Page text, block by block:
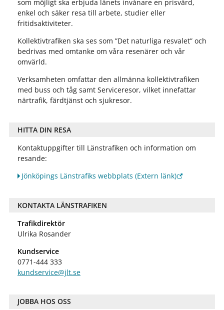
som möjligt ska erbjuda länets invånare en prisvärd,
enkel och säker resa till arbete, studier eller
fritidsaktiviteter.
Kollektivtrafiken ska ses som ”Det naturliga resvalet” och
bedrivas med omtanke om våra resenärer och vår
omvärld.
Verksamheten omfattar den allmänna kollektivtrafiken
med buss och tåg samt Serviceresor, vilket innefattar
närtrafik, färdtjänst och sjukresor.
HITTA DIN RESA
Kontaktuppgifter till Länstrafiken och information om
resande:
Jönköpings Länstrafiks webbplats (Extern länk)
KONTAKTA LÄNSTRAFIKEN
Trafikdirektör
Ulrika Rosander
Kundservice
0771-444 333
kundservice@jlt.se
JOBBA HOS OSS